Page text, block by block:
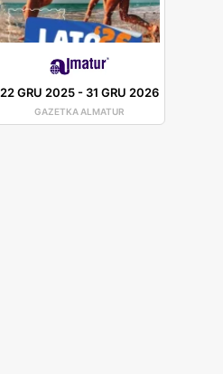
22 GRU 2025- 31 GRU 2026
GAZETKA ALMATUR